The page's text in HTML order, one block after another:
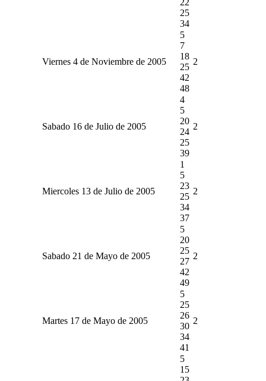
25
34
Viernes 4 de Noviembre de 2005
5
7
18
25
42
48
2
Sabado 16 de Julio de 2005
4
5
20
24
25
39
2
Miercoles 13 de Julio de 2005
1
5
23
25
34
37
2
Sabado 21 de Mayo de 2005
5
20
25
27
42
49
2
Martes 17 de Mayo de 2005
5
25
26
30
34
41
2
5
15